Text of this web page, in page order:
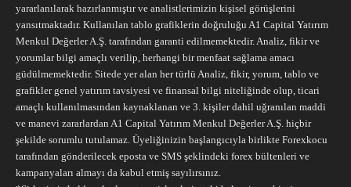
yararlanılarak hazırlanmıştır ve analistlerimizin kişisel görüşlerini
yansıtmaktadır. Kullanılan tablo grafiklerin doğruluğu A1 Capital Yatırım
Menkul Değerler A.Ş. tarafından garanti edilmemektedir. Analiz, fikir ve
yorumlar bilgi amaçlı verilip, herhangi bir menfaat sağlama amacı
güdülmemektedir. Sitede yer alan her türlü Analiz, fikir, yorum, tablo ve
grafikler genel yatırım tavsiyesi ve finansal bilgi niteliğinde olup, ticari
amaçlı kullanılmasından kaynaklanan ve 3. kişiler dahil uğranılan maddi
ve manevi zararlardan A1 Capital Yatırım Menkul Değerler A.Ş. hiçbir
şekilde sorumlu tutulamaz. Üyeliğinizin başlangıcıyla birlikte Forexkocu
tarafından gönderilecek eposta ve SMS şeklindeki forex bültenleri ve
kampanyaları almayı da kabul etmiş sayılırsınız.